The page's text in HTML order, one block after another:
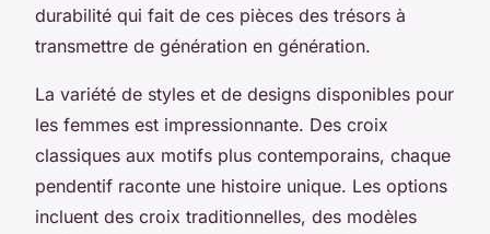
durabilité qui fait de ces pièces des trésors à
transmettre de génération en génération.
La variété de styles et de designs disponibles pour
les femmes est impressionnante. Des croix
classiques aux motifs plus contemporains, chaque
pendentif raconte une histoire unique. Les options
incluent des croix traditionnelles, des modèles